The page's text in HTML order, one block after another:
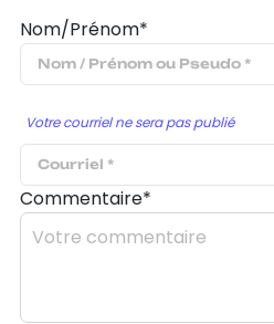
Nom/Prénom*
Votre courriel ne sera pas publié
Commentaire*